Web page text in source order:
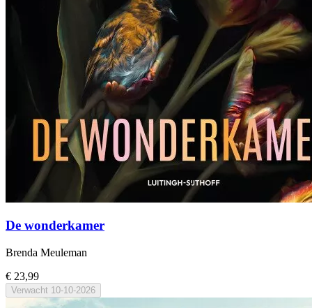
De wonderkamer
Brenda Meuleman
€ 23,99
Verwacht 10-10-2026